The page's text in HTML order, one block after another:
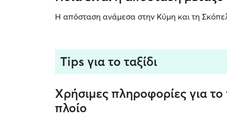
Η απόσταση ανάμεσα στην Κύμη και τη
Tips για το ταξίδι
Χρήσιμες πληροφορίες για
πλοίο